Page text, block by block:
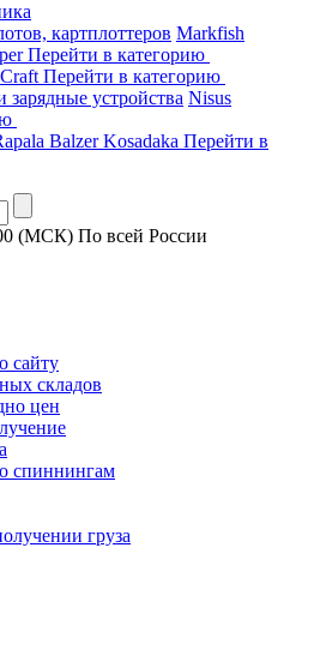
картплоттеров Markfish
Перейти в категорию
Craft Перейти в категорию
устройства Nisus
BalzerKosadaka Перейти в
(МСК) По всей России
сайту
складов
цен
спиннингам
груза